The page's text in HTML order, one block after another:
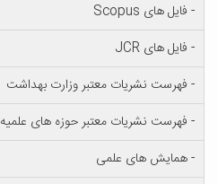
- فایل های Scopus
- فایل های JCR
- فهرست نشریات معتبر وزارت بهداشت
- فهرست نشریات معتبر حوزه های علمیه
- همایش های علمی